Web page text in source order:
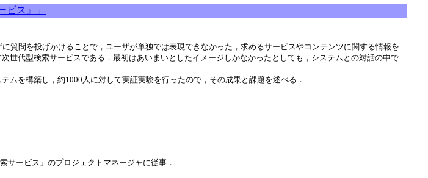
ス』」
質問を投げかけることで，ユーザが単独では表現できなかった，求めるサービスやコンテンツに関する情報を
代型検索サービスである．最初はあいまいとしたイメージしかなかったとしても，システムとの対話の中で
を構築し，約1000人に対して実証実験を行ったので，その成果と課題を述べる．
サービス」のプロジェクトマネージャに従事．